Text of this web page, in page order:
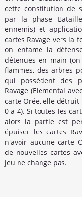
cette constitution de
par la phase
ennemis) et
cartes Ravage vers la
on entame la
détenues en main
flammes, des arbres
qui possèdent des
Ravage (Elemental
carte Orée, elle détruit
0 à 4). Si toutes les
alors la partie est
épuiser les cartes
n'avoir aucune carte
de nouvelles cartes
jeu ne change pas.